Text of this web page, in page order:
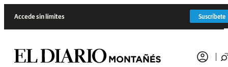
Accede sin límites Suscríbete